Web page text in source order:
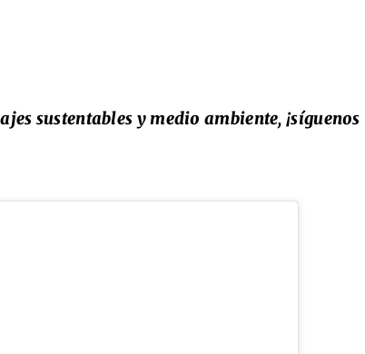
sustentables y medio ambiente, ¡síguenos